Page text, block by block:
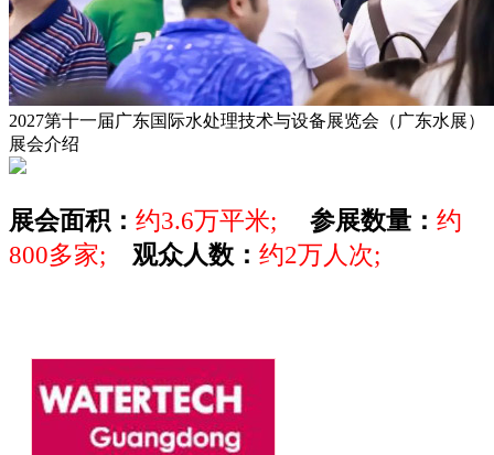
2027第十一届广东国际水处理技术与设备展览会（广东水展）
展会介绍
展会面积： 约3.6万平米; 参展数量： 约
800多家; 观众人数： 约2万人次;